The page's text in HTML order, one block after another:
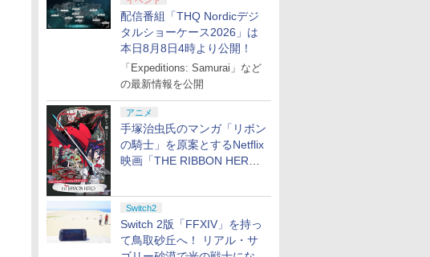
配信番組「THQ Nordicデジ
タルショーケース2026」は
本日8月8日4時より公開！
「Expeditions: Samurai」など
の最新情報を公開
アニメ
手塚治虫氏のマンガ「リボン
の騎士」を原案とするNetflix
映画「THE RIBBON HERO
Switch2
Switch 2版「FFXIV」を持っ
て鳥取砂丘へ！ リアル・サ